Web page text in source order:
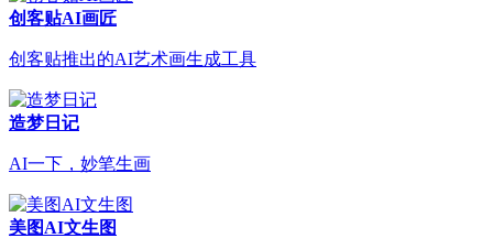
创客贴AI画匠
创客贴推出的AI艺术画生成工具
造梦日记
AI一下，妙笔生画
美图AI文生图